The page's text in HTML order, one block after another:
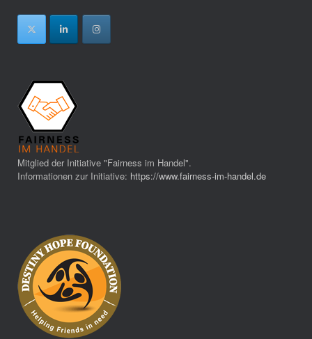
Mitglied der Initiative "Fairness im Handel".
Informationen zur Initiative: https://www.fairness-im-handel.de